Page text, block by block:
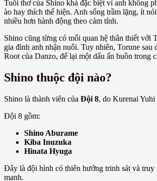
Tuổi thơ của Shino khá đặc biệt vì anh không
ào hay thích thể hiện. Anh sống trầm lặng, ít
nhiều hơn hành động theo cảm tính.
Shino cũng từng có mối quan hệ thân thiết với
gia đình anh nhận nuôi. Tuy nhiên, Torune sau
Root của Danzo, để lại một dấu ấn buồn trong
Shino thuộc đội nào?
Shino là thành viên của Đội 8, do Kurenai Yuhi
Đội 8 gồm:
Shino Aburame
Kiba Inuzuka
Hinata Hyuga
Đây là đội hình có thiên hướng trinh sát và truy
mạnh.